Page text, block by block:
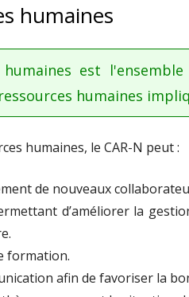
DU
DE
humaines
humaines est
humaines
humaines, le CAR-N peut :
de nouveaux
d’améliorer la
formation.
afin de favoriser la